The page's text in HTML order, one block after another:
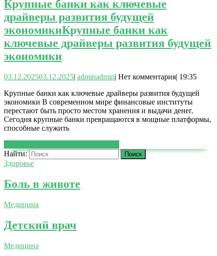
Крупные банки как ключевые
драйверы развития будущей
экономикиКрупные банки как
ключевые драйверы развития будущей
экономики
03.12.202503.12.2025| adminadmin| Нет комментария| 19:35
Крупные банки как ключевые драйверы развития будущей
экономики В современном мире финансовые институты
перестают быть просто местом хранения и выдачи денег.
Сегодня крупные банки превращаются в мощные платформы,
способные служить
Найти:
Здоровье
Боль в животе
Медицина
Детский врач
Медицина